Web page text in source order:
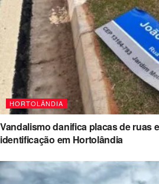
HORTOLÂNDIA
Vandalismo danifica placas de ruas
identificação em Hortolândia